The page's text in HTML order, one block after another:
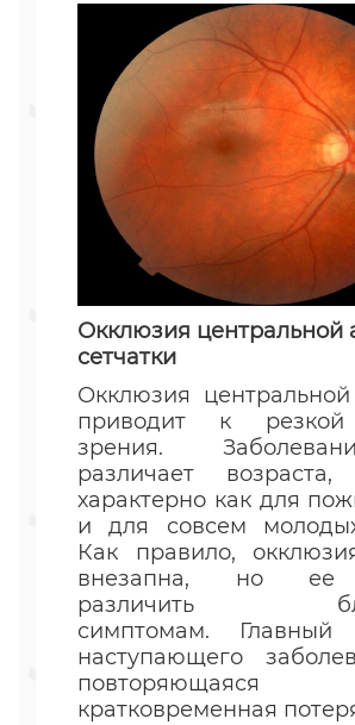
Окклюзия центральной
сетчатки
Окклюзия
приводит к резкой
зрения.
различает возраста,
характерно как для
и для совсем
Как правило,
внезапна, но ее
различить
симптомам. Главный
наступающего
повторяющаяся
кратковременная